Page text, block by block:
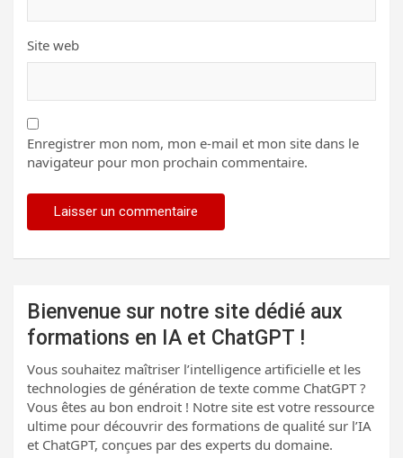
Site web
Enregistrer mon nom, mon e-mail et mon site dans le
navigateur pour mon prochain commentaire.
Bienvenue sur notre site dédié aux
formations en IA et ChatGPT !
Vous souhaitez maîtriser l’intelligence artificielle et les
technologies de génération de texte comme ChatGPT ?
Vous êtes au bon endroit ! Notre site est votre ressource
ultime pour découvrir des formations de qualité sur l’IA
et ChatGPT, conçues par des experts du domaine.